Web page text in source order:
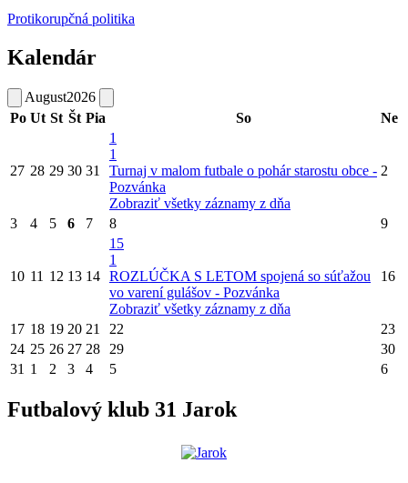
Protikorupčná politika
Kalendár
August2026
Po Ut St Št Pia So Ne
27 28 29 30 31
1
1
Turnaj v malom futbale o pohár starostu obce -
Pozvánka
Zobraziť všetky záznamy z dňa
2
3 4 5 6 7 8 9
10 11 12 13 14
15
1
ROZLÚČKA S LETOM spojená so súťažou
vo varení gulášov - Pozvánka
Zobraziť všetky záznamy z dňa
16
17 18 19 20 21 22
23
24 25 26 27 28 29
30
31 1 2 3 4 5 6
Futbalový klub 31 Jarok